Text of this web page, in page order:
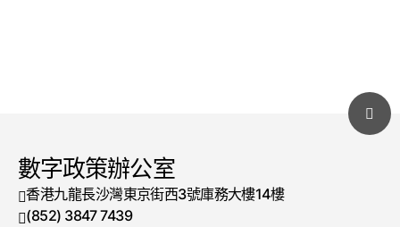
數字政策辦公室
香港九龍長沙灣東京街西3號庫務大樓14樓
電話號碼
(852) 3847 7439